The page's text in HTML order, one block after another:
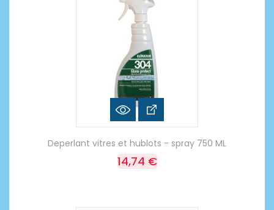
Deperlant vitres et hublots - spray 750 ML
14,74 €